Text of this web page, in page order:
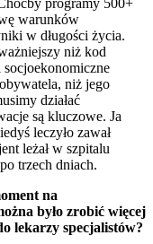
warunków
w długości życia.
niż kod
niż jego
działać
są kluczowe. Ja
leczyło zawał
leżał w szpitalu
trzech dniach.
na
było zrobić więcej
lekarzy specjalistów?